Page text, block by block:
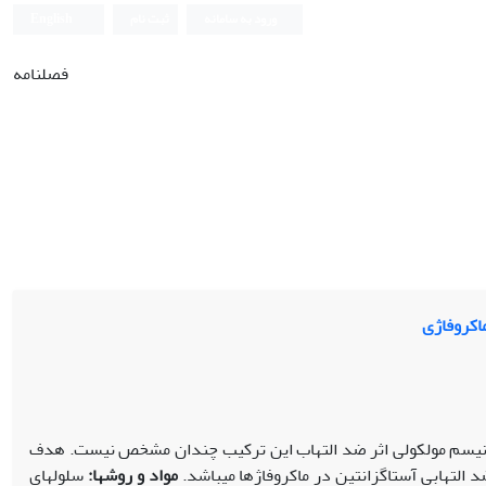
فصلنامه
مولکولی اثر ضد التهاب این ترکیب چندان مشخص نیست. هدف
مواد و روشها:
سلول‫های